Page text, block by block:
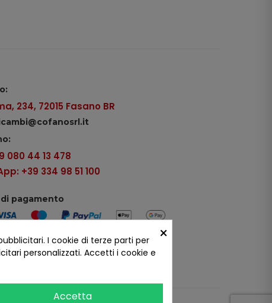
234, 72015 Fasano BR
080 44 13 478
+39 334 98 51 100
pagamento
sui social ×
I cookie di terze parti per
personalizzati. Accetti i cookie e
Accetta